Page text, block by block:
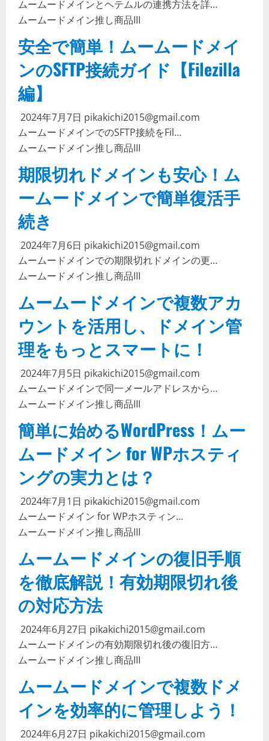
ムームードメインとヘテムルの連携方法を詳…
ムームードメイン推し商品III
安全で簡単！ムームードメイ
ンのSFTP接続ガイド【Filezilla
編】
2024年7月7日 pikakichi2015@gmail.com
ムームードメインでのSFTP接続をFil…
ムームードメイン推し商品III
期限切れドメインも安心！ム
ームードメインで簡単復活手
続き
2024年7月6日 pikakichi2015@gmail.com
ムームードメインでの期限切れドメインの更…
ムームードメイン推し商品III
ムームードメインで複数アカ
ウントを活用し、ドメイン管
理をもっとスマートに！
2024年7月5日 pikakichi2015@gmail.com
ムームードメインで同一メールアドレスから…
ムームードメイン推し商品III
簡単に始めるWordPress！ムー
ムードメイン for WPホスティ
ングの実力とは？
2024年7月1日 pikakichi2015@gmail.com
ムームードメイン for WPホスティン…
ムームードメイン推し商品III
ムームードメインの復旧手順
を徹底解説！有効期限切れ後
の対応方法
2024年6月27日 pikakichi2015@gmail.com
ムームードメインの有効期限切れ後の復旧方…
ムームードメイン推し商品III
ムームードメインで複数ドメ
インを効率的に管理しよう！
2024年6月27日 pikakichi2015@gmail.com